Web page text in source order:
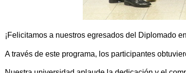
¡Felicitamos a nuestros egresados del Diplomado
A través de este programa, los participantes